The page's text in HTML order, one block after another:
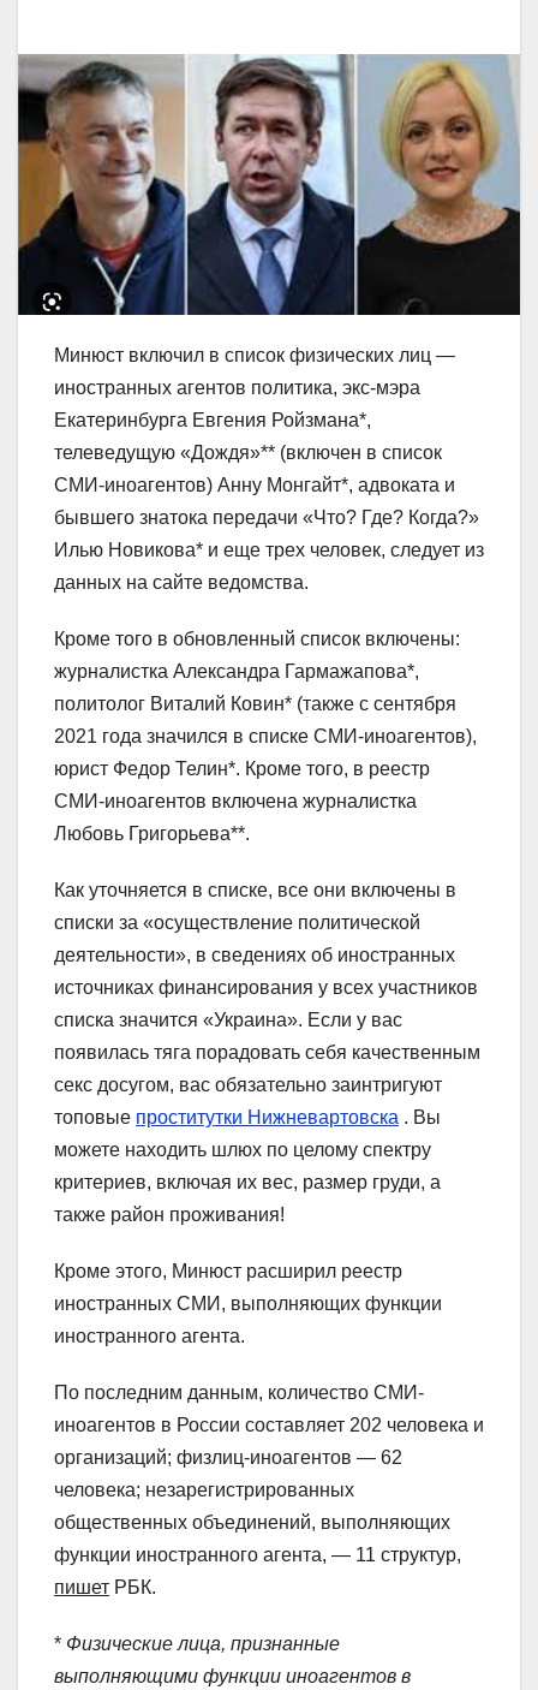
Минюст включил в список физических лиц —
иностранных агентов политика, экс-мэра
Екатеринбурга Евгения Ройзмана*,
телеведущую «Дождя»** (включен в список
СМИ-иноагентов) Анну Монгайт*, адвоката и
бывшего знатока передачи «Что? Где? Когда?»
Илью Новикова* и еще трех человек, следует из
данных на сайте ведомства.
Кроме того в обновленный список включены:
журналистка Александра Гармажапова*,
политолог Виталий Ковин* (также с сентября
2021 года значился в списке СМИ-иноагентов),
юрист Федор Телин*. Кроме того, в реестр
СМИ-иноагентов включена журналистка
Любовь Григорьева**.
Как уточняется в списке, все они включены в
списки за «осуществление политической
деятельности», в сведениях об иностранных
источниках финансирования у всех участников
списка значится «Украина». Если у вас
появилась тяга порадовать себя качественным
секс досугом, вас обязательно заинтригуют
топовые проститутки Нижневартовска . Вы
можете находить шлюх по целому спектру
критериев, включая их вес, размер груди, а
также район проживания!
Кроме этого, Минюст расширил реестр
иностранных СМИ, выполняющих функции
иностранного агента.
По последним данным, количество СМИ-
иноагентов в России составляет 202 человека и
организаций; физлиц-иноагентов — 62
человека; незарегистрированных
общественных объединений, выполняющих
функции иностранного агента, — 11 структур,
пишет РБК.
* Физические лица, признанные
выполняющими функции иноагентов в